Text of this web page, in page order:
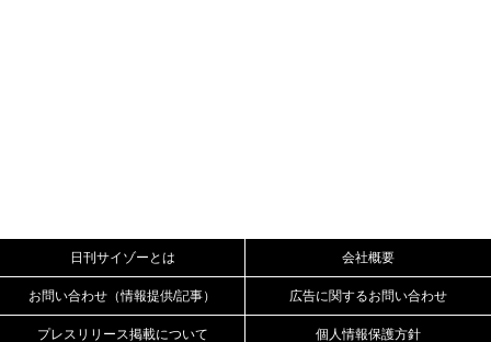
日刊サイゾーとは 会社概要
お問い合わせ（情報提供/記事） 広告に関するお問い合わせ
プレスリリース掲載について 個人情報保護方針